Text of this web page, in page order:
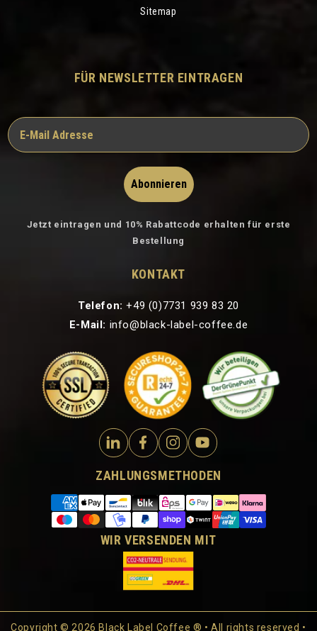
Sitemap
FÜR NEWSLETTER EINTRAGEN
Abonnieren
Jetzt eintragen und 10% Rabattcode erhalten für erste
Bestellung
KONTAKT
Telefon: +49 (0)7731 939 83 20
E-Mail: info@black-label-coffee.de
ZAHLUNGSMETHODEN
WIR VERSENDEN MIT
Copyright © 2026 Black Label Coffee ® • All rights reserved •